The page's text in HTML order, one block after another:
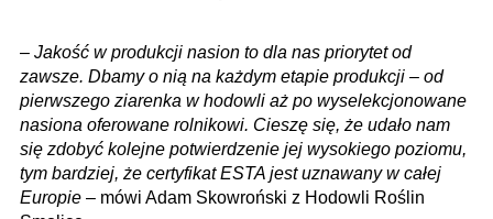
– Jakość w produkcji nasion to dla nas priorytet od
zawsze. Dbamy o nią na każdym etapie produkcji – od
pierwszego ziarenka w hodowli aż po wyselekcjonowane
nasiona oferowane rolnikowi. Cieszę się, że udało nam
się zdobyć kolejne potwierdzenie jej wysokiego poziomu,
tym bardziej, że certyfikat ESTA jest uznawany w całej
Europie – mówi Adam Skowroński z Hodowli Roślin